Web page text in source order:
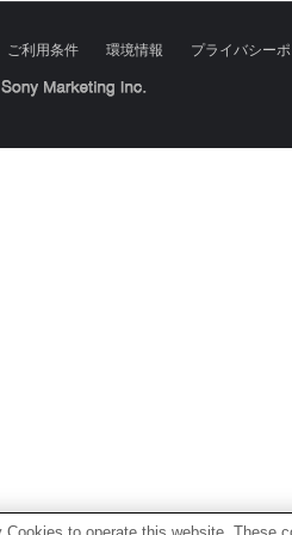
ご利用条件 環境情報 プライバシー
Marketing Inc.